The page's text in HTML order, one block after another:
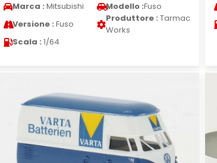
Marca : Mitsubishi Modello :Fuso
Versione : Fuso
Produttore : Tarmac
Works
Scala : 1/64